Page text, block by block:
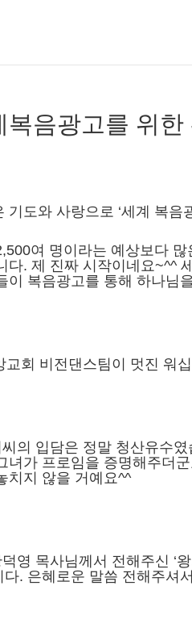
음광고를 위한
기도와 사랑으로 ‘세계 복
여 명이라는 예상보다
다.제 진짜 시작이네요~^^
이 복음광고를 통해 하나님
교회 비전댄스팀이 멋진 워
의 입담은 정말 청산유수
녀가 프로임을 증명해주더
치지 않을 거예요^^
영 목사님께서 전해주신 ‘
다. 은혜로운 말씀 전해주셔